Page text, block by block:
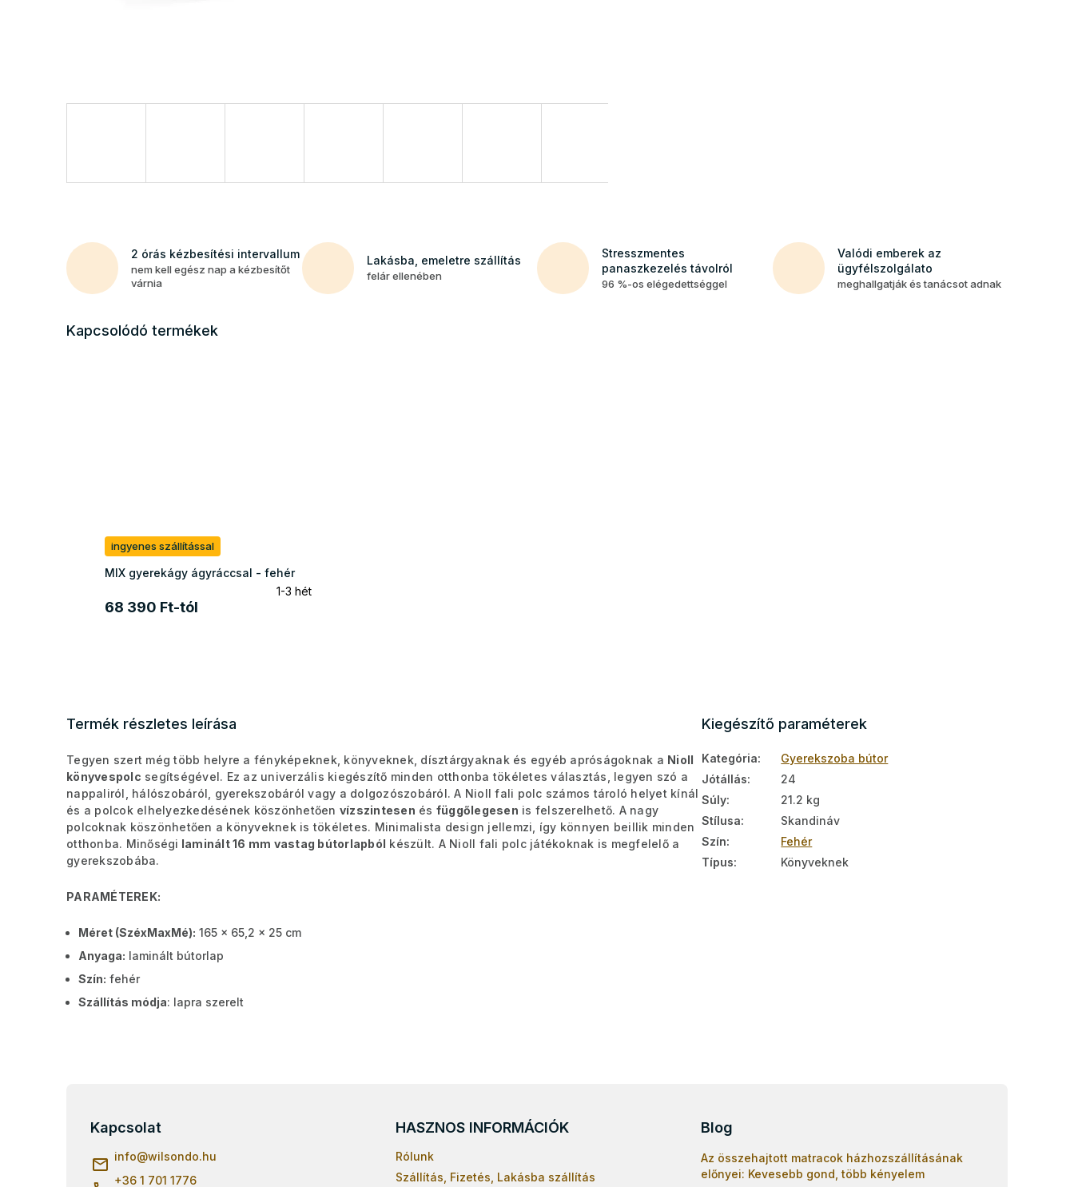
2 órás kézbesítési intervallum
nem kell egész nap a kézbesítőt
várnia
Lakásba, emeletre szállítás
felár ellenében
Stresszmentes
panaszkezelés távolról
96 %-os elégedettséggel
Valódi emberek az
ügyfélszolgálato
meghallgatják és tanácsot adnak
Kapcsolódó termékek
ingyenes szállítással
MIX gyerekágy ágyráccsal - fehér
1-3 hét
68 390 Ft-tól
Termék részletes leírása
Tegyen szert még több helyre a fényképeknek, könyveknek, dísztárgyaknak és egyéb apróságoknak a Nioll
könyvespolc segítségével. Ez az univerzális kiegészítő minden otthonba tökéletes választás, legyen szó a
nappaliról, hálószobáról, gyerekszobáról vagy a dolgozószobáról. A Nioll fali polc számos tároló helyet kínál
és a polcok elhelyezkedésének köszönhetően vízszintesen és függőlegesen is felszerelhető. A nagy
polcoknak köszönhetően a könyveknek is tökéletes. Minimalista design jellemzi, így könnyen beillik minden
otthonba. Minőségi laminált 16 mm vastag bútorlapból készült. A Nioll fali polc játékoknak is megfelelő a
gyerekszobába.
PARAMÉTEREK:
Méret (SzéxMaxMé): 165 x 65,2 x 25 cm
Anyaga: laminált bútorlap
Szín: fehér
Szállítás módja: lapra szerelt
Kiegészítő paraméterek
Kategória:
Gyerekszoba bútor
Jótállás:
24
Súly:
21.2 kg
Stílusa:
Skandináv
Szín:
Fehér
Típus: Könyveknek
Kapcsolat
info@wilsondo.hu
+36 1 701 1776
HASZNOS INFORMÁCIÓK
Rólunk
Szállítás, Fizetés, Lakásba szállítás
Blog
Az összehajtott matracok házhozszállításának
előnyei: Kevesebb gond, több kényelem